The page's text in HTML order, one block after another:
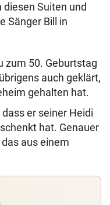
diesen Suiten und
Sänger Bill in
zum 50. Geburtstag
auch geklärt,
gehalten hat.
er seiner Heidi
hat. Genauer
aus einem